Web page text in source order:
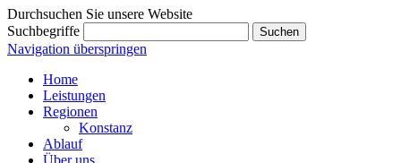
Durchsuchen Sie unsere Website
Suchbegriffe
Suchen
Navigation überspringen
Home
Leistungen
Regionen
Konstanz
Ablauf
Über uns